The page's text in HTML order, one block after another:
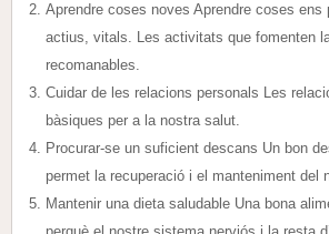
Aprendre coses noves Aprendre coses ens
actius, vitals. Les activitats que fomenten
recomanables.
Cuidar de les relacions personals Les
bàsiques per a la nostra salut.
Procurar-se un suficient descans Un bon
permet la recuperació i el manteniment del
Mantenir una dieta saludable Una bona